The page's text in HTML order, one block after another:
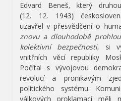
Edvard Beneš, který
(12. 12. 1943)
uzavřel v přesvědčení o
znovu a dlouhodobě
kolektivní bezpečnosti, si
vnitřních věcí republiky
Počítal s vývojovou
revolucí a pronikavým
politického systému.
válkových proklamací měli